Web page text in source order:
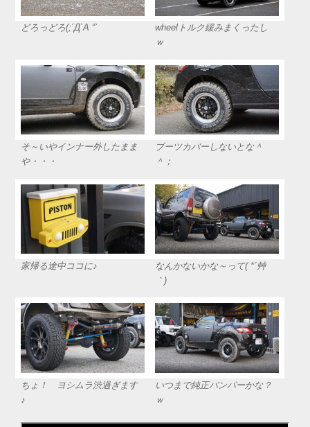
どろっどろ(;´Д`A “`
wheelトルク緩みまくったし
ｗ
そ～いやインナー外したまま
や・・・
ブーツカバーしないとな＾
＾；
家帰る途中ココに♪
なんかないかな～って( *´艸
｀)
ちょ！ ヨシムラ渋過ぎます
♪
いつまで純正バンパーかな？
ｗ